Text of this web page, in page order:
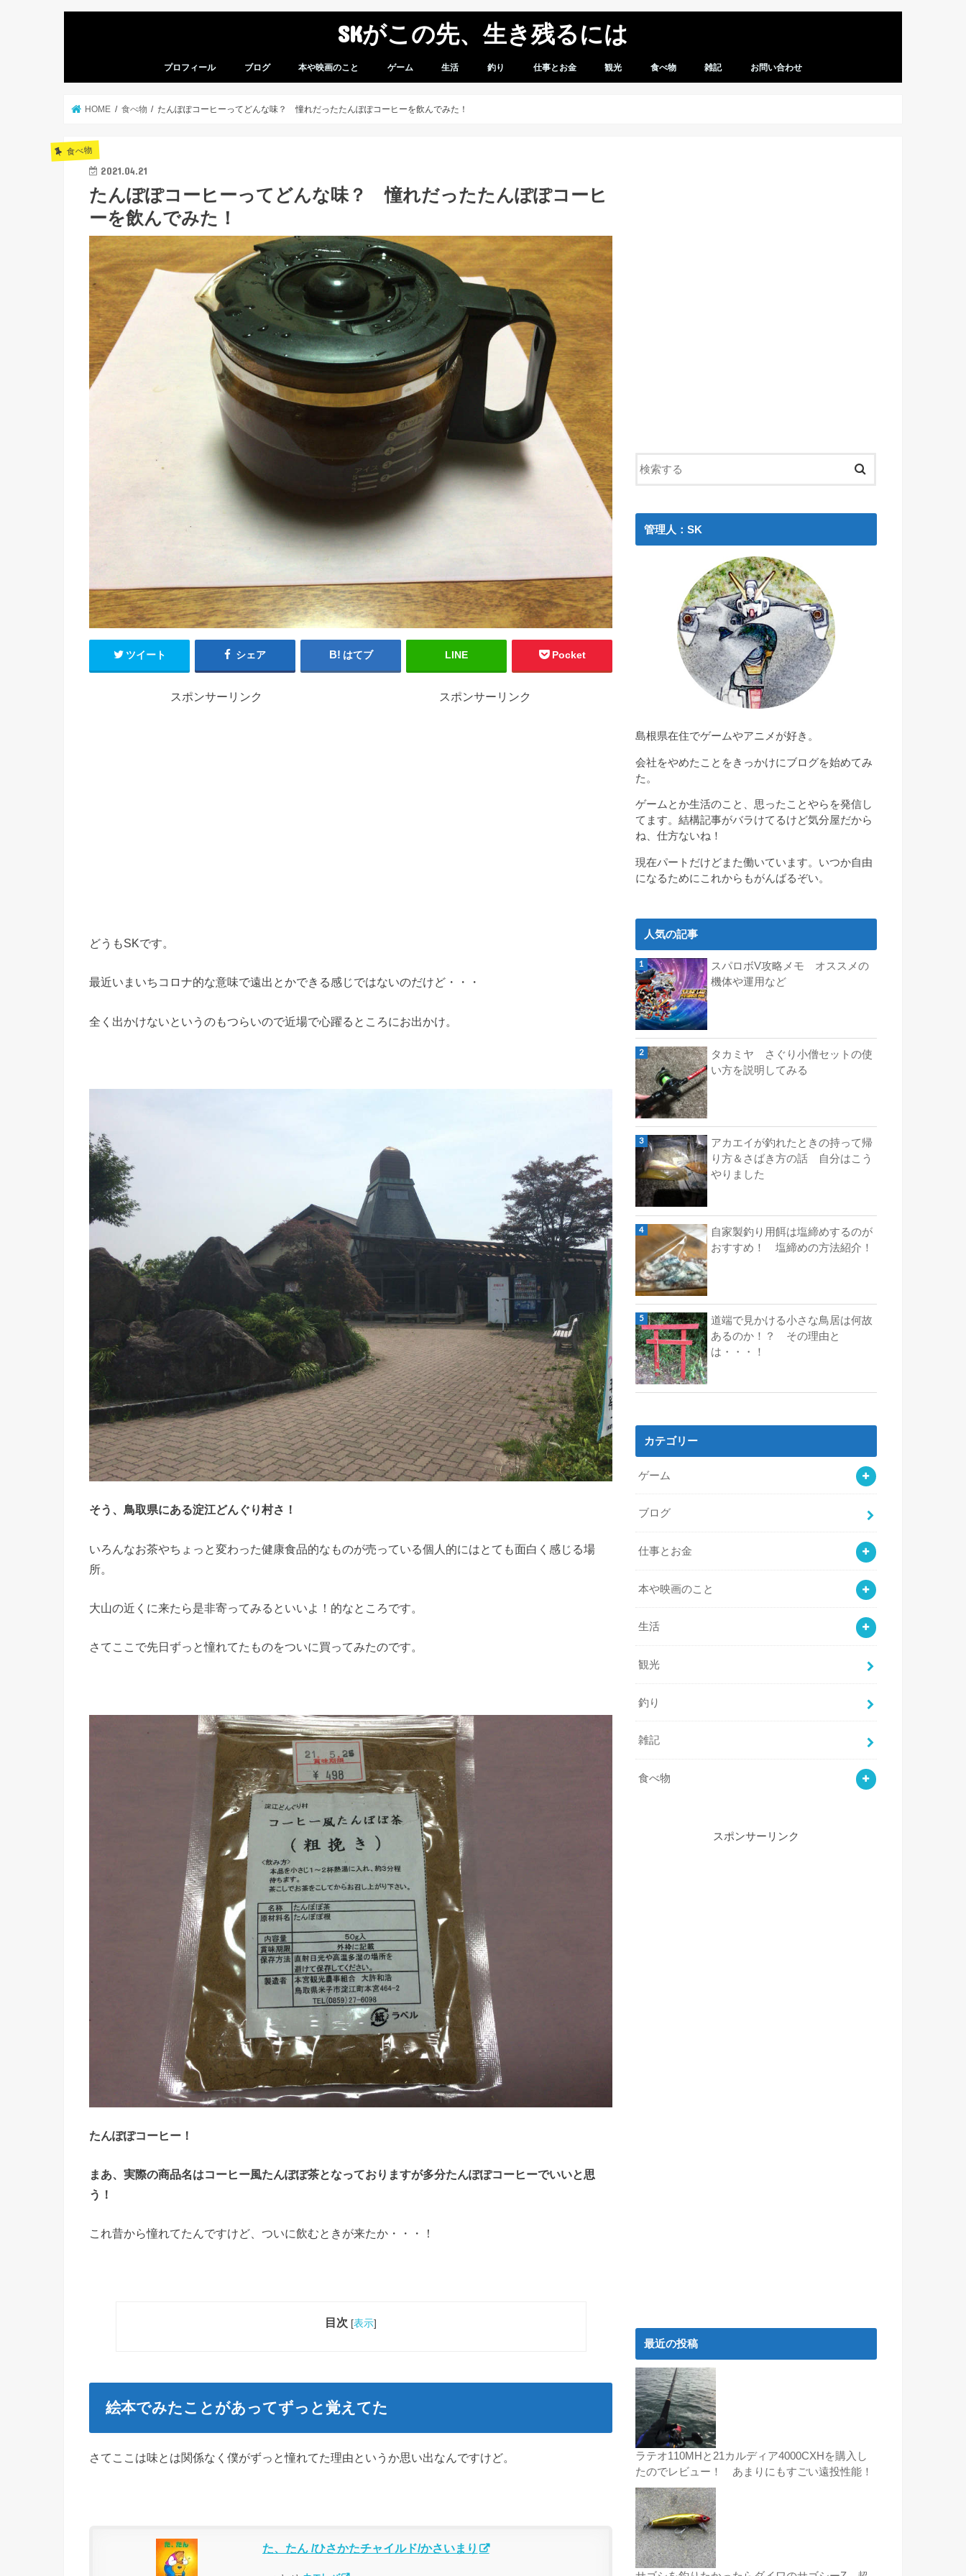
SKがこの先、生き残るには
プロフィール ブログ 本や映画のこと ゲーム 生活 釣り 仕事とお金 観光 食べ物 雑記 お問い合わせ
HOME 食べ物 たんぽぽコーヒーってどんな味？ 憧れだったたんぽぽコーヒーを飲んでみた！
食べ物
2021.04.21
たんぽぽコーヒーってどんな味？ 憧れだったたんぽぽコーヒ
ーを飲んでみた！
ツイート シェア はてブ LINE Pocket
スポンサーリンク スポンサーリンク
どうもSKです。
最近いまいちコロナ的な意味で遠出とかできる感じではないのだけど・・・
全く出かけないというのもつらいので近場で心躍るところにお出かけ。
そう、鳥取県にある淀江どんぐり村さ！
いろんなお茶やちょっと変わった健康食品的なものが売っている個人的にはとても面白く感じる場
所。
大山の近くに来たら是非寄ってみるといいよ！的なところです。
さてここで先日ずっと憧れてたものをついに買ってみたのです。
たんぽぽコーヒー！
まあ、実際の商品名はコーヒー風たんぽぽ茶となっておりますが多分たんぽぽコーヒーでいいと思
う！
これ昔から憧れてたんですけど、ついに飲むときが来たか・・・！
目次 [表示]
絵本でみたことがあってずっと覚えてた
さてここは味とは関係なく僕がずっと憧れてた理由というか思い出なんですけど。
た、たん /ひさかたチャイルド/かさいまり
管理人：SK
島根県在住でゲームやアニメが好き。
会社をやめたことをきっかけにブログを始めてみ
た。
ゲームとか生活のこと、思ったことやらを発信し
てます。結構記事がバラけてるけど気分屋だから
ね、仕方ないね！
現在パートだけどまた働いています。いつか自由
になるためにこれからもがんばるぞい。
人気の記事
スパロボV攻略メモ オススメの
機体や運用など
タカミヤ さぐり小僧セットの使
い方を説明してみる
アカエイが釣れたときの持って帰
り方＆さばき方の話 自分はこう
やりました
自家製釣り用餌は塩締めするのが
おすすめ！ 塩締めの方法紹介！
道端で見かける小さな鳥居は何故
あるのか！？ その理由と
は・・・！
カテゴリー
ゲーム
ブログ
仕事とお金
本や映画のこと
生活
観光
釣り
雑記
食べ物
スポンサーリンク
最近の投稿
ラテオ110MHと21カルディア4000CXHを購入し
たのでレビュー！ あまりにもすごい遠投性能！